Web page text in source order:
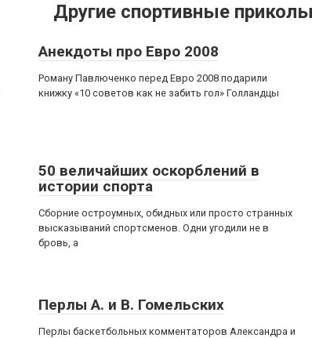
Другие спортивные приколы
Анекдоты про Евро 2008
Роману Павлюченко перед Евро 2008 подарили
книжку «10 советов как не забить гол» Голландцы
50 величайших оскорблений в
истории спорта
Сборние остроумных, обидных или просто странных
высказываний спортсменов. Одни угодили не в
бровь, а
Перлы А. и В. Гомельских
Перлы баскетбольных комментаторов Александра и